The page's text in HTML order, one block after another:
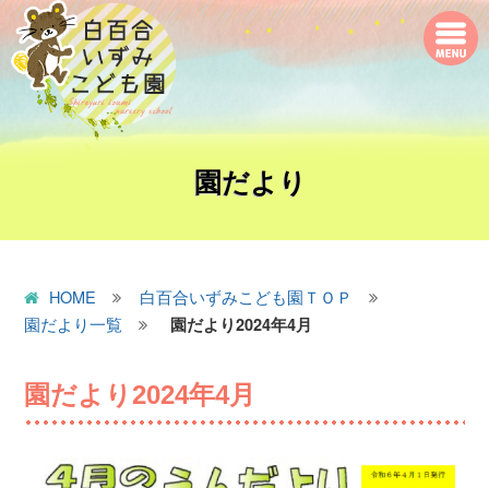
園だより
HOME
白百合いずみこども園ＴＯＰ
園だより一覧
園だより2024年4月
園だより2024年4月